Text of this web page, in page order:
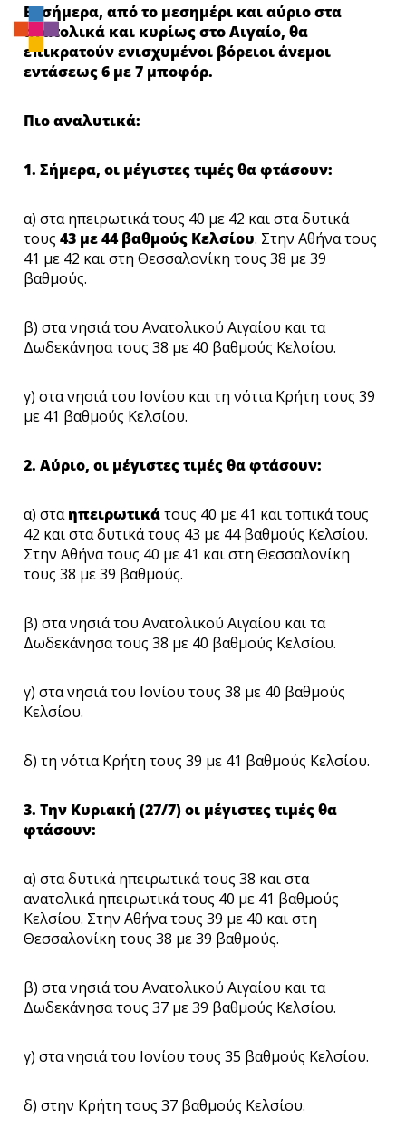
Β. σήμερα, από το μεσημέρι και αύριο στα
ανατολικά και κυρίως στο Αιγαίο, θα
επικρατούν ενισχυμένοι βόρειοι άνεμοι
εντάσεως 6 με 7 μποφόρ.
Πιο αναλυτικά:
1. Σήμερα, οι μέγιστες τιμές θα φτάσουν:
α) στα ηπειρωτικά τους 40 με 42 και στα δυτικά
τους 43 με 44 βαθμούς Κελσίου. Στην Αθήνα τους
41 με 42 και στη Θεσσαλονίκη τους 38 με 39
βαθμούς.
β) στα νησιά του Ανατολικού Αιγαίου και τα
Δωδεκάνησα τους 38 με 40 βαθμούς Κελσίου.
γ) στα νησιά του Ιονίου και τη νότια Κρήτη τους 39
με 41 βαθμούς Κελσίου.
2. Αύριο, οι μέγιστες τιμές θα φτάσουν:
α) σταηπειρωτικάτους 40 με 41 και τοπικά τους
42 και στα δυτικά τους 43 με 44 βαθμούς Κελσίου.
Στην Αθήνα τους 40 με 41 και στη Θεσσαλονίκη
τους 38 με 39 βαθμούς.
β) στα νησιά του Ανατολικού Αιγαίου και τα
Δωδεκάνησα τους 38 με 40 βαθμούς Κελσίου.
γ) στα νησιά του Ιονίου τους 38 με 40 βαθμούς
Κελσίου.
δ) τη νότια Κρήτη τους 39 με 41 βαθμούς Κελσίου.
3. Την Κυριακή (27/7) οι μέγιστες τιμές θα
φτάσουν:
α) στα δυτικά ηπειρωτικά τους 38 και στα
ανατολικά ηπειρωτικά τους 40 με 41 βαθμούς
Κελσίου. Στην Αθήνα τους 39 με 40 και στη
Θεσσαλονίκη τους 38 με 39 βαθμούς.
β) στα νησιά του Ανατολικού Αιγαίου και τα
Δωδεκάνησα τους 37 με 39 βαθμούς Κελσίου.
γ) στα νησιά του Ιονίου τους 35 βαθμούς Κελσίου.
δ) στην Κρήτη τους 37 βαθμούς Κελσίου.